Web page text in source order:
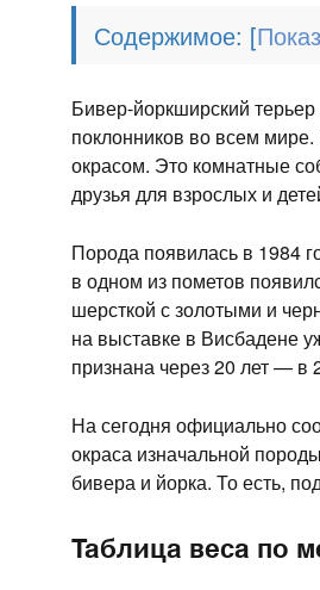
Содержимое: [
Бивер-йоркширский
поклонников во всем
окрасом. Это комнатные
друзья для взрослых и
Порода появилась в 1984
в одном из пометов
шерсткой с золотыми и
на выставке в Висбадене
признана через 20 лет — в
На сегодня официально
окраса изначальной
бивера и йорка. То есть,
Таблица веса по